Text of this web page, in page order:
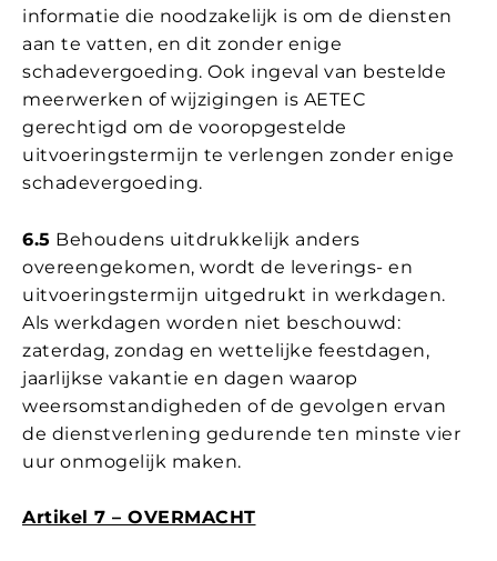
informatie die noodzakelijk is om de diensten
aan te vatten, en dit zonder enige
schadevergoeding. Ook ingeval van bestelde
meerwerken of wijzigingen is AETEC
gerechtigd om de vooropgestelde
uitvoeringstermijn te verlengen zonder enige
schadevergoeding.
6.5 Behoudens uitdrukkelijk anders
overeengekomen, wordt de leverings- en
uitvoeringstermijn uitgedrukt in werkdagen.
Als werkdagen worden niet beschouwd:
zaterdag, zondag en wettelijke feestdagen,
jaarlijkse vakantie en dagen waarop
weersomstandigheden of de gevolgen ervan
de dienstverlening gedurende ten minste vier
uur onmogelijk maken.
Artikel 7 – OVERMACHT